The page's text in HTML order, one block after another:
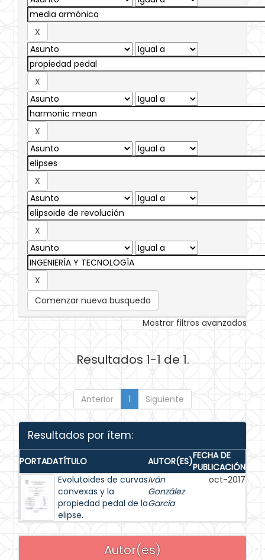
Comenzar nueva busqueda
Mostrar filtros avanzados
Resultados 1-1 de 1.
Anterior 1 Siguiente
Resultados por ítem:
PORTADATÍTULO AUTOR(ES)FECHA DE
PUBLICACIÓN
Evolutoides de curvas
convexas y la
propiedad pedal de la
elipse.
Iván
González
García
oct-2017
Autor(es)